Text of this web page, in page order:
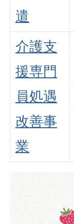
遣
介護支
援専門
員処遇
改善事
業